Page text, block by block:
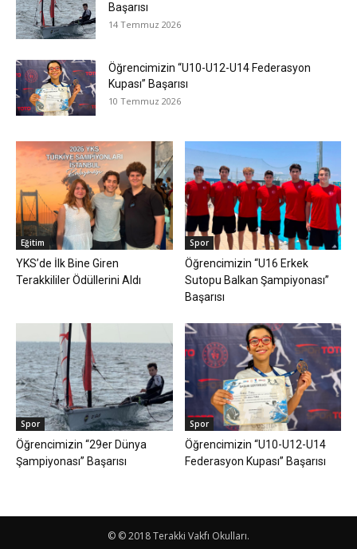
Başarısı
14 Temmuz 2026
Öğrencimizin “U10-U12-U14 Federasyon
Kupası” Başarısı
10 Temmuz 2026
Eğitim
YKS’de İlk Bine Giren
Terakkililer Ödüllerini Aldı
Spor
Öğrencimizin “U16 Erkek
Sutopu Balkan Şampiyonası”
Başarısı
Spor
Öğrencimizin “29er Dünya
Şampiyonası” Başarısı
Spor
Öğrencimizin “U10-U12-U14
Federasyon Kupası” Başarısı
© © 2018 Terakki Vakfı Okulları.